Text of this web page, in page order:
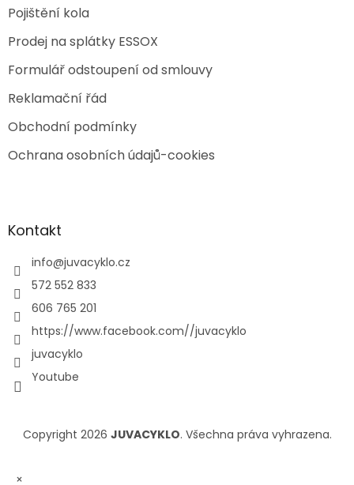
Pojištění kola
Prodej na splátky ESSOX
Formulář odstoupení od smlouvy
Reklamační řád
Obchodní podmínky
Ochrana osobních údajů-cookies
Kontakt
info@juvacyklo.cz
572 552 833
606 765 201
https://www.facebook.com//juvacyklo
juvacyklo
Youtube
Copyright 2026 JUVACYKLO. Všechna práva vyhrazena.
×